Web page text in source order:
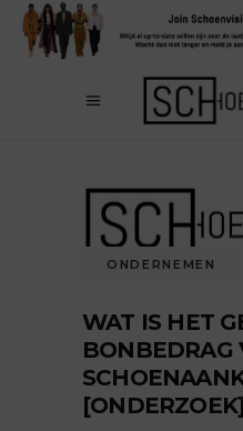
ONDERNEMEN
WAT IS HET
BONBEDRAG
[ONDERZOEK]